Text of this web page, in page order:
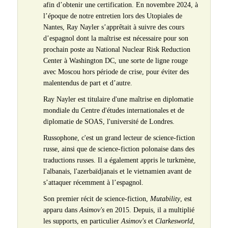
afin d’obtenir une certification. En novembre 2024, à
l’époque de notre entretien lors des Utopiales de
Nantes, Ray Nayler s’apprêtait à suivre des cours
d’espagnol dont la maîtrise est nécessaire pour son
prochain poste au National Nuclear Risk Reduction
Center à Washington DC, une sorte de ligne rouge
avec Moscou hors période de crise, pour éviter des
malentendus de part et d’autre.
Ray Nayler est titulaire d'une maîtrise en diplomatie
mondiale du Centre d'études internationales et de
diplomatie de SOAS, l'université de Londres.
Russophone, c'est un grand lecteur de science-fiction
russe, ainsi que de science-fiction polonaise dans des
traductions russes. Il a également appris le turkmène,
l'albanais, l'azerbaïdjanais et le vietnamien avant de
s’attaquer récemment à l’espagnol.
Son premier récit de science-fiction, Mutability, est
apparu dansAsimov's en 2015. Depuis, il a multiplié
les supports, en particulierAsimov's etClarkesworld